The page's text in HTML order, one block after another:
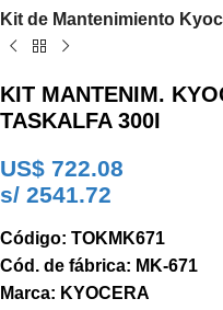
Kit de Mantenimiento
KIT MANTENIM.
TASKALFA 300I
US$ 722.08
s/ 2541.72
Código: TOKMK671
Cód. de fábrica: MK-671
Marca: KYOCERA